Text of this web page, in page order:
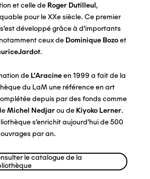
et celle de Roger Dutilleul,
pour le XXe siècle. Ce premier
développé grâce à d'importants
ceux de Dominique Bozoet
.
de L’Aracineen 1999 a fait de la
du LaM une référence en art
depuis par des fonds comme
Michel Nedjarou de Kiyoko Lerner.
s'enrichit aujourd'hui de 500
par an.
le catalogue de la